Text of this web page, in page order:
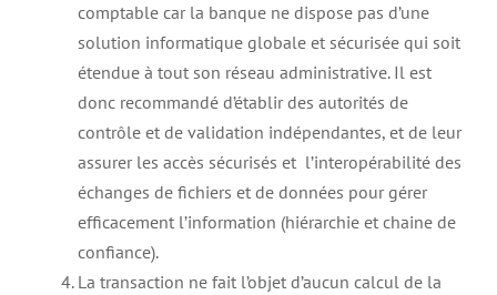
comptable car la banque ne dispose pas d’une
solution informatique globale et sécurisée qui soit
étendue à tout son réseau administrative. Il est
donc recommandé d’établir des autorités de
contrôle et de validation indépendantes, et de leur
assurer les accès sécurisés et l’interopérabilité des
échanges de fichiers et de données pour gérer
efficacement l’information (hiérarchie et chaine de
confiance).
La transaction ne fait l’objet d’aucun calcul de la